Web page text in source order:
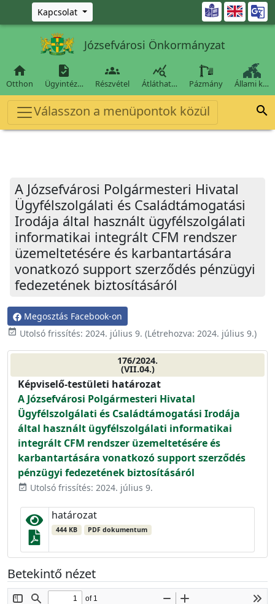
Ugrás a fő tartalomra
Kapcsolat 
Józsefvárosi Önkormányzat

Otthon

Ügyintéz…

Részvétel

Átláthat… Pázmány Állami k…
Válasszon a menüpontok közül 
A Józsefvárosi Polgármesteri Hivatal
Ügyfélszolgálati és Családtámogatási
Irodája által használt ügyfélszolgálati
informatikai integrált CFM rendszer
üzemeltetésére és karbantartására
vonatkozó support szerződés pénzügyi
fedezetének biztosításáról
Megosztás Facebook-on
event_available Utolsó frissítés: 2024. július 9. (Létrehozva: 2024. július 9.)
176/2024.
(VII.04.)
Képviselő-testületi határozat
A Józsefvárosi Polgármesteri Hivatal
Ügyfélszolgálati és Családtámogatási Irodája
által használt ügyfélszolgálati informatikai
integrált CFM rendszer üzemeltetésére és
karbantartására vonatkozó support szerződés
pénzügyi fedezetének biztosításáról
event_available Utolsó frissítés: 2024. július 9.
határozat
444 KB PDF dokumentum
Betekintő nézet